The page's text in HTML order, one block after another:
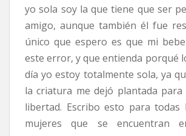
yo sola soy la que tiene que ser
amigo, aunque también él fue
único que espero es que mi
este error, y que entienda porqué
día yo estoy totalmente sola, ya
la criatura me dejó plantada
libertad. Escribo esto para todas
mujeres que se encuentran